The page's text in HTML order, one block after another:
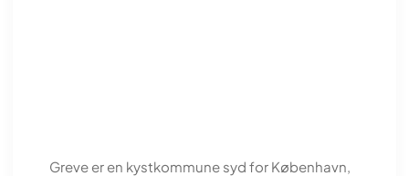
Greve er en kystkommune syd for København,